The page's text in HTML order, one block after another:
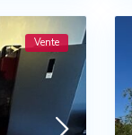
Vente